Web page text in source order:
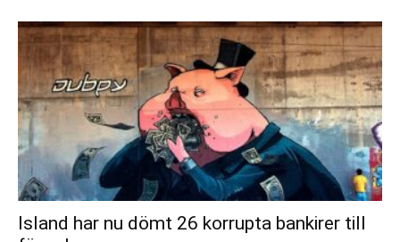
Island har nu dömt 26 korrupta bankirer till